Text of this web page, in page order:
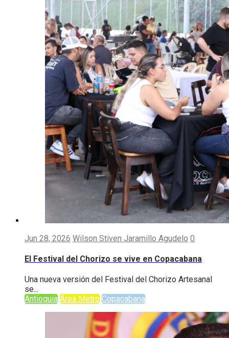
Jun 28, 2026 Wilson Stiven Jaramillo Agudelo 0
El Festival del Chorizo se vive en Copacabana
Una nueva versión del Festival del Chorizo Artesanal
se...
Antioquia Área Metro Copacabana